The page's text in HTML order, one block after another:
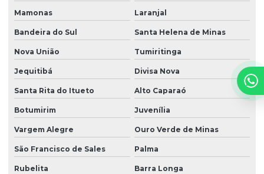
Mamonas Laranjal
Bandeira do Sul Santa Helena de Minas
Nova União Tumiritinga
Jequitibá Divisa Nova
Santa Rita do Itueto Alto Caparaó
Botumirim Juvenília
Vargem Alegre Ouro Verde de Minas
São Francisco de Sales Palma
Rubelita Barra Longa